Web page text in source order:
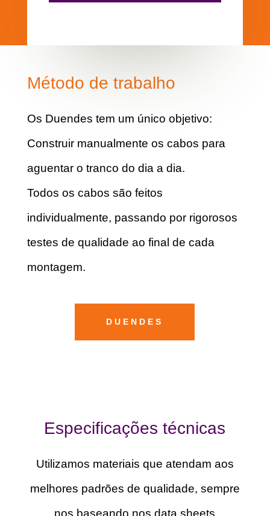
Método de trabalho
Os Duendes tem um único objetivo:
Construir manualmente os cabos para
aguentar o tranco do dia a dia.
Todos os cabos são feitos
individualmente, passando por rigorosos
testes de qualidade ao final de cada
montagem.
DUENDES
Especificações técnicas
Utilizamos materiais que atendam aos
melhores padrões de qualidade, sempre
nos baseando nos data sheets